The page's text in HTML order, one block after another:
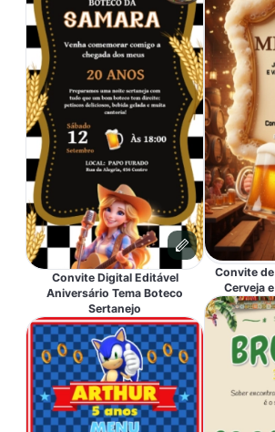
Convite Digital Editável
Aniversário Tema Boteco
Sertanejo
Convite
Cerveja